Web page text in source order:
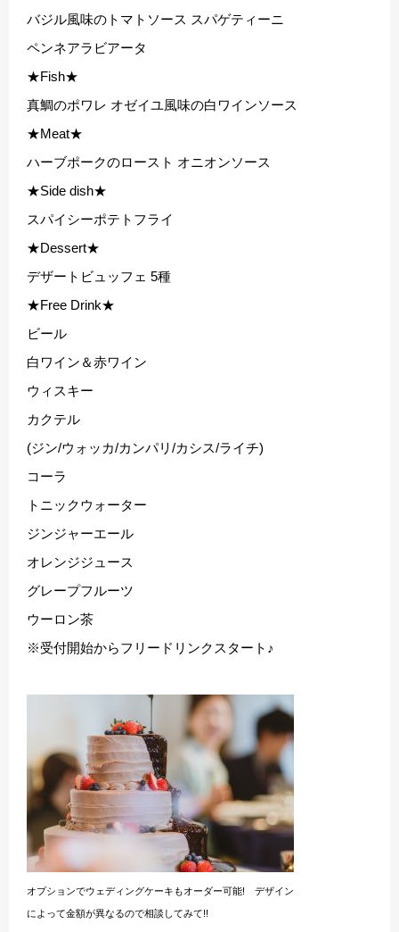
バジル風味のトマトソース スパゲティーニ
ペンネアラビアータ
★Fish★
真鯛のポワレ オゼイユ風味の白ワインソース
★Meat★
ハーブポークのロースト オニオンソース
★Side dish★
スパイシーポテトフライ
★Dessert★
デザートビュッフェ 5種
★Free Drink★
ビール
白ワイン＆赤ワイン
ウィスキー
カクテル
(ジン/ウォッカ/カンパリ/カシス/ライチ)
コーラ
トニックウォーター
ジンジャーエール
オレンジジュース
グレープフルーツ
ウーロン茶
※受付開始からフリードリンクスタート♪
オプションでウェディングケーキもオーダー可能! デザイン
によって金額が異なるので相談してみて!!